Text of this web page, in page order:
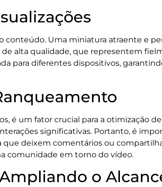
conteúdo. Uma miniatura atraente e
alta qualidade, que representem
para diferentes dispositivos,
é um fator crucial para a otimização de
significativas. Portanto, é
que deixem comentários ou
comunidade em torno do vídeo.
o